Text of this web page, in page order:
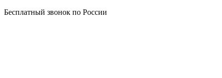
Бесплатный звонок по России